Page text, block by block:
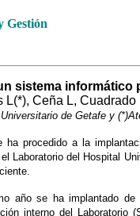
Gestión
sistema
Ceña L,
de Getafe y
ha procedido a la
Laboratorio del Hospital
año se ha implantado
interno del